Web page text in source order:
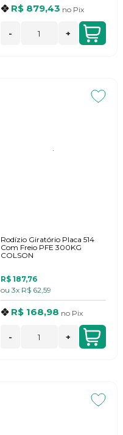
R$ 879,43 no Pix
- +
Rodízio Giratório Placa 514
Com Freio PFE 300KG
COLSON
R$ 187,76
ou 3x R$ 62,59
R$ 168,98 no Pix
- +